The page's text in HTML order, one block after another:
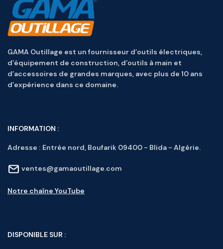
GAMA Outillage est un fournisseur d’outils électriques,
d’équipement de construction, d’outils à main et
d’accessoires de grandes marques, avec plus de 10 ans
d’expérience dans ce domaine.
INFORMATION :
Adresse : Entrée nord, Boufarik 09400 - Blida - Algérie.
ventes@gamaoutillage.com
Notre chaîne YouTube
DISPONIBLE SUR :